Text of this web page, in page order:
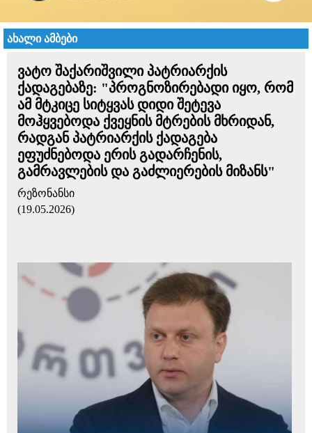
ახალი ამბები
ვატო შაქარიშვილი პატრიარქის
ქადაგებაზე: "პროგნოზირებადი იყო, რომ
ამ მტკიცე სიტყვას დიდი შეტევა
მოჰყვებოდა ქვეყნის მტრების მხრიდან,
რადგან პატრიარქის ქადაგება
ეფუძნებოდა ერის გადარჩენის,
გამრავლების და გაძლიერების მიზანს"
რეზონანსი
(19.05.2026)